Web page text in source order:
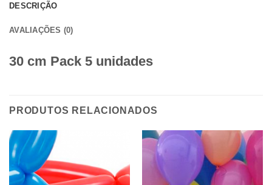
DESCRIÇÃO
AVALIAÇÕES (0)
30 cm Pack 5 unidades
PRODUTOS RELACIONADOS